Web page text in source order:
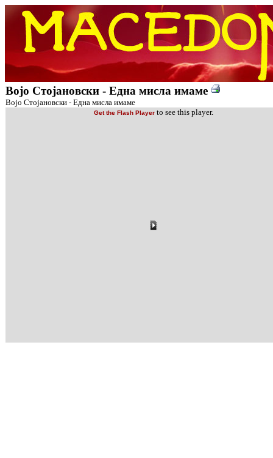
Војо Стојановски - Една мисла имаме
Војо Стојановски - Една мисла имаме
Get the Flash Playerto see this player.